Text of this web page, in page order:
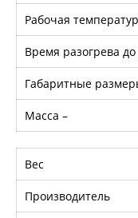
Рабочая
Время разогрева
Габаритные
Масса –
Вес
Производитель